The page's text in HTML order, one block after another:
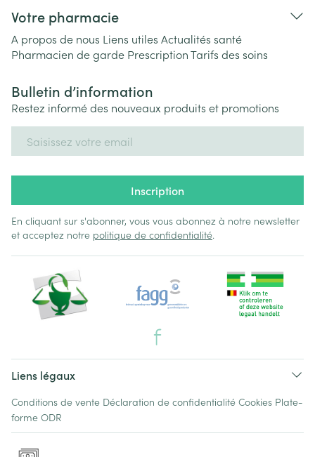
Votre pharmacie
A propos de nous Liens utiles Actualités santé
Pharmacien de garde PrescriptionTarifs des soins
Bulletin d’information
Restez informé des nouveaux produits et promotions
Inscription
En cliquant sur s'abonner, vous vous abonnez à notre newsletter
et acceptez notre politique de confidentialité.
Liens légaux
Conditions de vente Déclaration de confidentialité Cookies Plate-
forme ODR